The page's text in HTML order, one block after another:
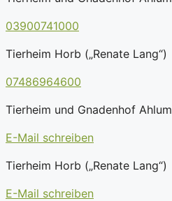
03900741000
Tierheim Horb („Renate Lang“)
07486964600
Tierheim und Gnadenhof Ahlum
E-Mail schreiben
Tierheim Horb („Renate Lang“)
E-Mail schreiben